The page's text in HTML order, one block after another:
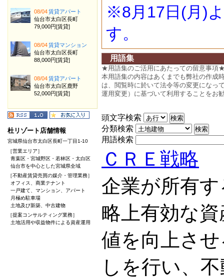
※8月17日(月)
す。
用語集
★用語集のご活用にあたっての留意事項
本用語集の内容はあくまでも弊社の作成
は、閲覧時に於いて法令等の変更になっ
運用変更）に基づいて利用することをお
頭文字検索
分類検索
用語検索
ＣＲＥ戦略
企業が所有
略上有効な
値を向上さ
しを行い、
08/04賃貸アパート
仙台市太白区長町
79,000円[賃貸]
08/04賃貸マンション
仙台市太白区長町
88,000円[賃貸]
08/04賃貸アパート
仙台市太白区鹿野
52,000円[賃貸]
杜リゾート店舗情報
宮城県仙台市太白区長町一丁目1-10
［営業エリア］
青葉区・宮城野区・若林区・太白区
仙台市を中心とした宮城県全域
［不動産賃貸売買の媒介・管理業務］
オフィス、商業テナント
一戸建て、マンション、アパート
月極め駐車場
土地及び新築、中古建物
［提案コンサルティング業務］
土地活用や収益物件による資産運用